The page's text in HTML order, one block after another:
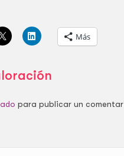
Más
para publicar un